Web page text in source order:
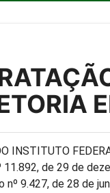
INSTITUTO
de 29 de
9.427, de 28 de